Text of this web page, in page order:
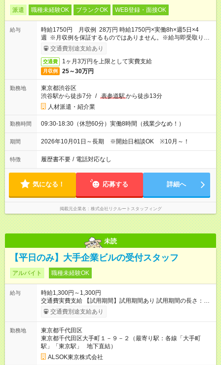
派遣 職種未経験OK ブランクOK WEB登録・面接OK
給与
時給1750円 月収例 28万円 時給1750円×実働8h×週5日×4
週 ※月収例を保証するものではありません。※給与即受取りサ
ービス利用可（利用条件有）
交通費別途支給あり
交通費 1ヶ月3万円を上限として実費支給
月収例 25～30万円
勤務地
東京都渋谷区
渋谷駅から徒歩7分 / 表参道駅から徒歩13分
人材派遣・紹介業
勤務時間 09:30-18:30（休憩60分）実働8時間（残業少なめ！）
期間 2026年10月01日～長期 ※開始日相談OK ※10月～！
特徴 履歴書不要 / 電話対応なし
気になる！ 応募する 詳細へ
掲載元企業名 株式会社リクルートスタッフィング
未読
【平日のみ】大手企業ビルの受付スタッフ
アルバイト 職種未経験OK
給与
時給1,300円～1,300円
交通費実費支給 【試用期間】試用期間あり 試用期間の長さ：6
ヶ月 雇用形態、給与は本採用時と同じです。
交通費別途支給あり
勤務地
東京都千代田区
東京都千代田区大手町１－９－２（最寄り駅：各線「大手町
駅」「東京駅」 地下直結）
ALSOK東京株式会社